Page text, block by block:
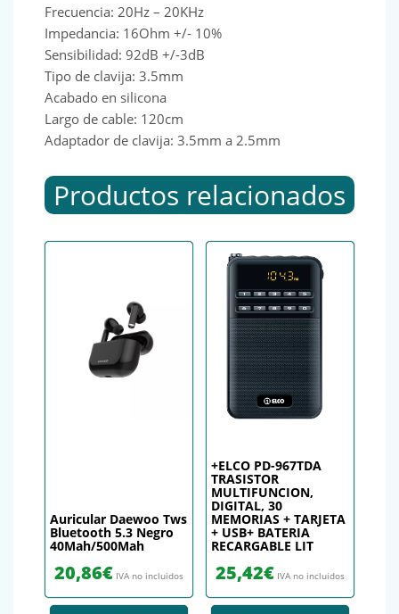
Frecuencia: 20Hz – 20KHz
Impedancia: 16Ohm +/- 10%
Sensibilidad: 92dB +/-3dB
Tipo de clavija: 3.5mm
Acabado en silicona
Largo de cable: 120cm
Adaptador de clavija: 3.5mm a 2.5mm
Productos relacionados
Auricular Daewoo Tws
Bluetooth 5.3 Negro
40Mah/500Mah
20,86€ IVA no incluidos
+ELCO PD-967TDA
TRASISTOR
MULTIFUNCION,
DIGITAL, 30
MEMORIAS + TARJETA
+ USB+ BATERIA
RECARGABLE LIT
25,42€ IVA no incluidos